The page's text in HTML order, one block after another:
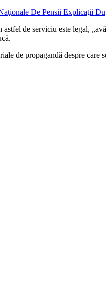
astfel de serviciu este legal,
de propagandă despre